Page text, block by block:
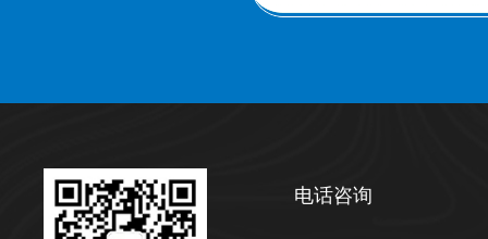
电话咨询